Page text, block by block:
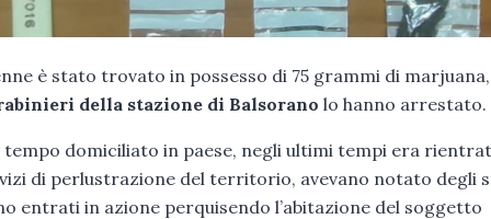
è stato trovato in possesso di 75 grammi di
della stazione di Balsorano lo hanno arrestato.
domiciliato in paese, negli ultimi tempi era
di perlustrazione del territorio, avevano notato degli
entrati in azione perquisendo l’abitazione del soggetto